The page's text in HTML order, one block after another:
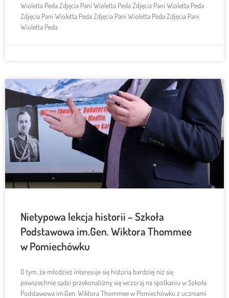
Wioletta Peda Zdjęcia Pani Wioletta Peda Zdjęcia Pani Wioletta Peda
Zdjęcia Pani Wioletta Peda Zdjęcia Pani Wioletta Peda Zdjęcia Pani
Wioletta Peda
Nietypowa lekcja historii – Szkoła
Podstawowa im.Gen. Wiktora Thommee
w Pomiechówku
O tym, że młodzież interesuje się historią bardziej niż się
powszechnie sądzi przekonaliśmy się wczoraj na spotkaniu w Szkoła
Podstawowa im.Gen. Wiktora Thommee w Pomiechówku z uczniami